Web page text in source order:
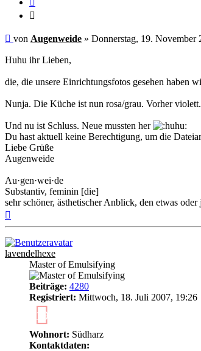
Ungelesener
von Augenweide » Donnerstag, 19. November
Huhu ihr Lieben,
die, die unsere Einrichtungsfotos gesehen haben
Nunja. Die Küche ist nun rosa/grau. Vorher
Und nu ist Schluss. Neue mussten her
Du hast aktuell keine Berechtigung, um die
Liebe Grüße
Augenweide
Au·gen·wei·de
Substantiv, feminin [die]
sehr schöner, ästhetischer Anblick, den etwas oder
lavendelhexe
Master of Emulsifying
Beiträge: 4280
Registriert: Mittwoch, 18. Juli 2007, 19:26
19
Wohnort: Südharz
Kontaktdaten: